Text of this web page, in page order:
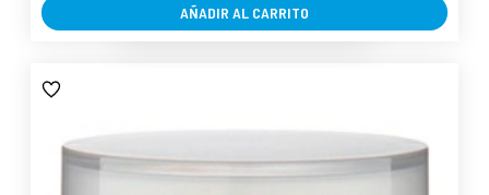
AÑADIR AL CARRITO